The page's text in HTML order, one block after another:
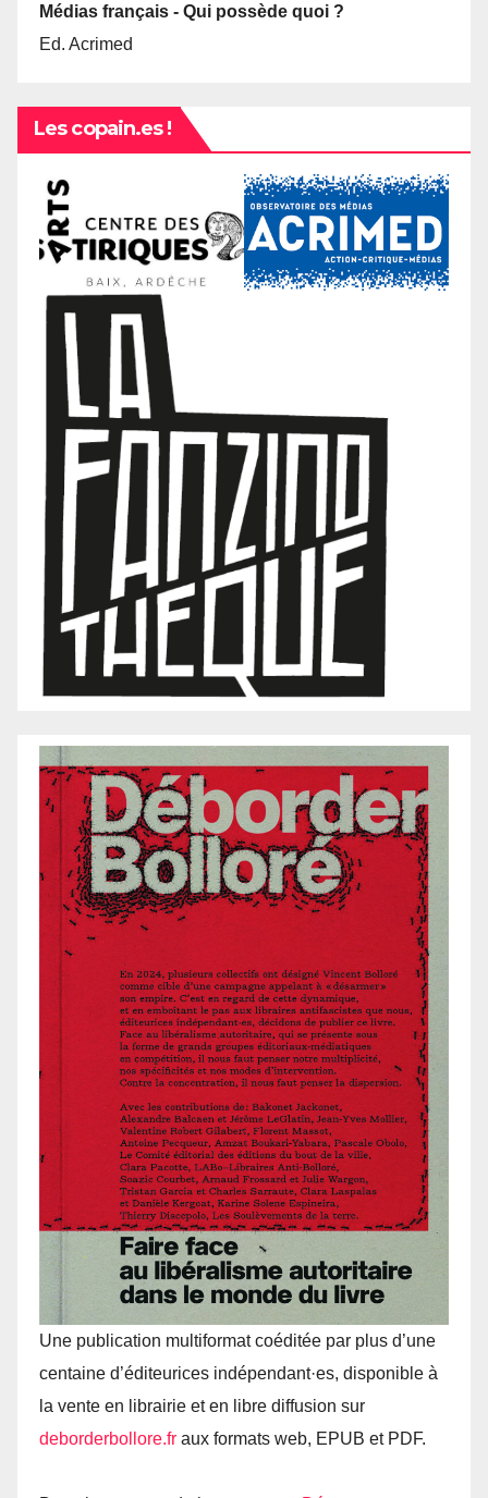
Médias français - Qui possède quoi ?
Ed. Acrimed
Les copain.es !
Une publication multiformat coéditée par plus d’une
centaine d’éditeurices indépendant·es, disponible à
la vente en librairie et en libre diffusion sur
deborderbollore.​fr aux formats web, EPUB et PDF.